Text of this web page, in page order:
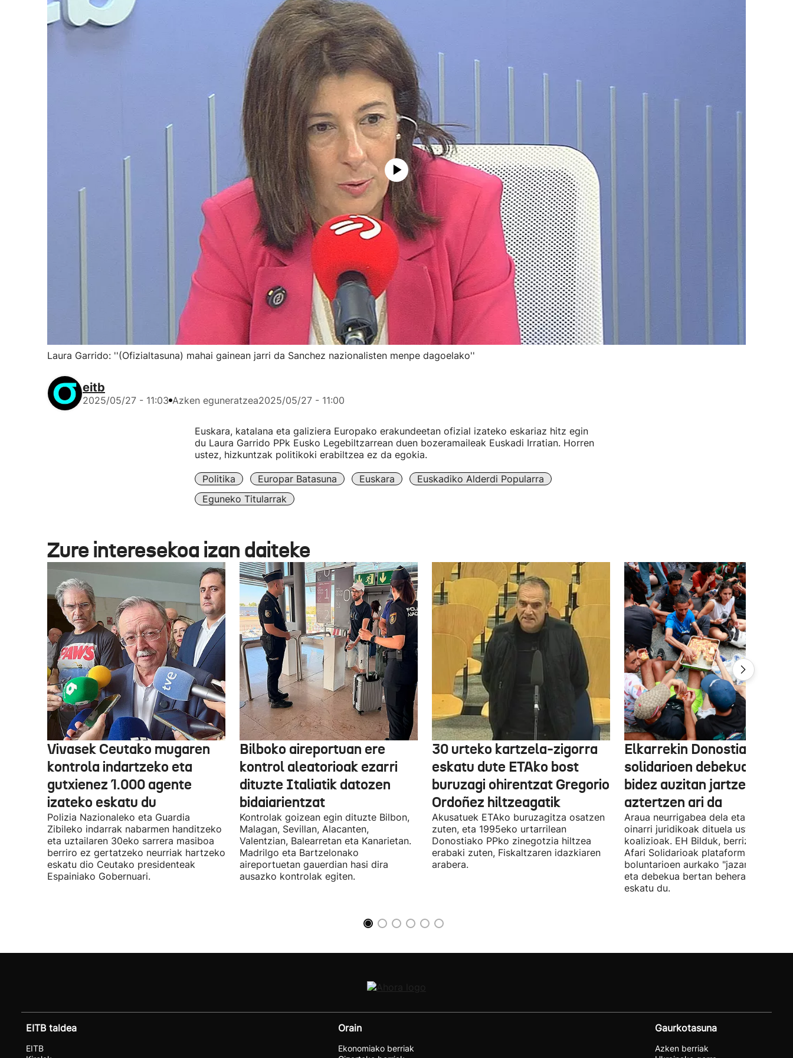
Laura Garrido: ''(Ofizialtasuna) mahai gainean jarri da Sanchez nazionalisten menpe dagoelako''
eitb
2025/05/27 - 11:03 Azken eguneratzea2025/05/27 - 11:00
Euskara, katalana eta galiziera Europako erakundeetan ofizial izateko eskariaz hitz egin
du Laura Garrido PPk Eusko Legebiltzarrean duen bozeramaileak Euskadi Irratian. Horren
ustez, hizkuntzak politikoki erabiltzea ez da egokia.
Politika Europar Batasuna Euskara
Euskadiko Alderdi Popularra
Eguneko Titularrak
Zure interesekoa izan daiteke
Vivasek Ceutako mugaren
kontrola indartzeko eta
gutxienez 1.000 agente
izateko eskatu du
Polizia Nazionaleko eta Guardia
Zibileko indarrak nabarmen handitzeko
eta uztailaren 30eko sarrera masiboa
berriro ez gertatzeko neurriak hartzeko
eskatu dio Ceutako presidenteak
Espainiako Gobernuari.
Bilboko aireportuan ere
kontrol aleatorioak ezarri
dituzte Italiatik datozen
bidaiarientzat
Kontrolak goizean egin dituzte Bilbon,
Malagan, Sevillan, Alacanten,
Valentzian, Balearretan eta Kanarietan.
Madrilgo eta Bartzelonako
aireportuetan gauerdian hasi dira
ausazko kontrolak egiten.
30 urteko kartzela-zigorra
eskatu dute ETAko bost
buruzagi ohirentzat Gregorio
Ordoñez hiltzeagatik
Akusatuek ETAko buruzagitza osatzen
zuten, eta 1995eko urtarrilean
Donostiako PPko zinegotzia hiltzea
erabaki zuten, Fiskaltzaren idazkiaren
arabera.
Elkarrekin Donostia afari
solidarioen debekua
bidez auzitan jartzea
aztertzen ari da
Araua neurrigabea dela eta
oinarri juridikoak dituela uste du
koalizioak. EH Bilduk, berriz, Kaleko
Afari Solidarioak plataformako
boluntarioen aurkako "jazarpena"
eta debekua bertan behera uzteko
eskatu du.
EITB taldea
EITB
Orain
Ekonomiako berriak
Gaurkotasuna
Azken berriak